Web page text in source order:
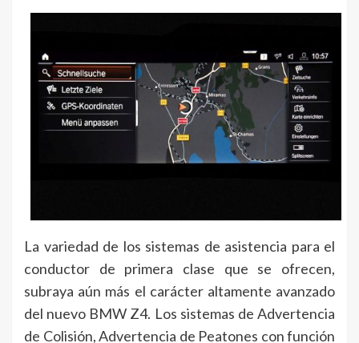
La variedad de los sistemas de asistencia para el
conductor de primera clase que se ofrecen,
subraya aún más el carácter altamente avanzado
del nuevo BMW Z4. Los sistemas de Advertencia
de Colisión, Advertencia de Peatones con función